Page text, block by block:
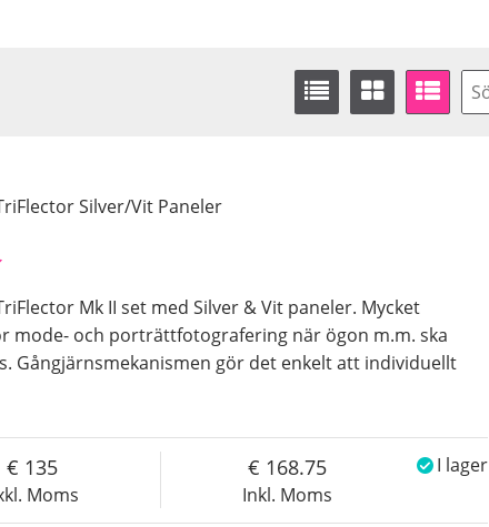
Silver/Vit Paneler
Mk II set med Silver & Vit paneler. Mycket
mode- och porträttfotografering när ögon m.m. ska
Gångjärnsmekanismen gör det enkelt att individuellt
Moms
135
Inkl. Moms
168.75 I lager